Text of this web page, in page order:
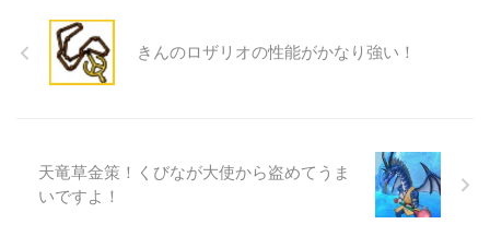
きんのロザリオの性能がかなり強い！
天竜草金策！くびなが大使から盗めてうま
いですよ！